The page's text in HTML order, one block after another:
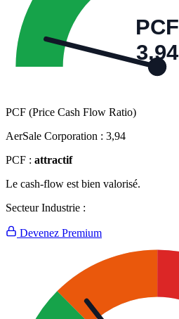
PCF
3,94
PCF (Price Cash Flow Ratio)
AerSale Corporation : 3,94
PCF : attractif
Le cash-flow est bien valorisé.
Secteur Industrie :
Devenez Premium